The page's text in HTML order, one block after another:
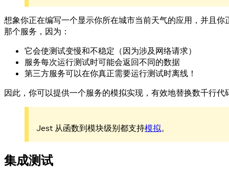
想象你正在编写一个显示你所在城市当前天气的应用，并且
那个服务，因为：
它会使测试变慢和不稳定（因为涉及网络请求）
服务每次运行测试时可能会返回不同的数据
第三方服务可以在你真正需要运行测试时离线！
因此，你可以提供一个服务的模拟实现，有效地替换数千行
Jest 从函数到模块级别都支持模拟。
集成测试